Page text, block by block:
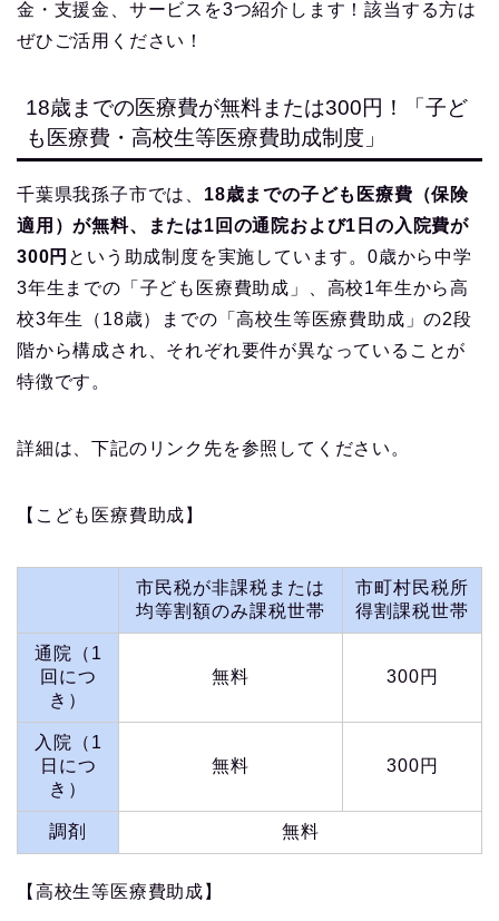
金・支援金、サービスを3つ紹介します！該当する方は
ぜひご活用ください！
18歳までの医療費が無料または300円！「子ど
も医療費・高校生等医療費助成制度」
千葉県我孫子市では、 18歳までの子ども医療費（保険
適用）が無料、または1回の通院および1日の入院費が
300円 という助成制度を実施しています。0歳から中学
3年生までの「子ども医療費助成」、高校1年生から高
校3年生（18歳）までの「高校生等医療費助成」の2段
階から構成され、それぞれ要件が異なっていることが
特徴です。
詳細は、下記のリンク先を参照してください。
【こども医療費助成】
市民税が非課税または
均等割額のみ課税世帯
市町村民税所
得割課税世帯
通院（1
回につ
き）
無料 300円
入院（1
日につ
き）
無料 300円
調剤 無料
【高校生等医療費助成】